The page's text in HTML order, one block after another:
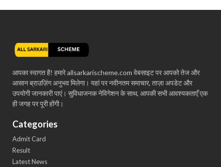
आपका स्वागत है! हमारे allsarkarischeme.com वेबसाइट पर आपको तेज और
आसान ब्राउज़िंग अनुभव मिलेगा। यहां पर नवीनतम समाचार, ताज़ा अपडेट और
उपयोगी जानकारी पाएं। सुविधाजनक नेविगेशन के साथ, आपकी सभी आवश्यकताएँ एक
ही जगह पर पूरी होंगी।
Categories
Admit Card
Result
Latest News